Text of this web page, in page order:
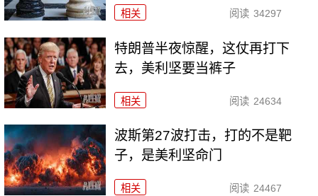
相关 阅读 34297
特朗普半夜惊醒，这仗再打下
去，美利坚要当裤子
相关 阅读 24634
波斯第27波打击，打的不是靶
子，是美利坚命门
相关 阅读 24467